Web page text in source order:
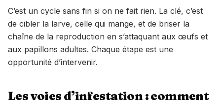
C’est un cycle sans fin si on ne fait rien. La clé, c’est
de cibler la larve, celle qui mange, et de briser la
chaîne de la reproduction en s’attaquant aux œufs et
aux papillons adultes. Chaque étape est une
opportunité d’intervenir.
Les voies d’infestation : comment